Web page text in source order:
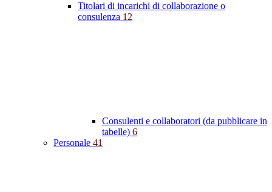
Titolari di incarichi di collaborazione o
consulenza 12
Consulenti e collaboratori (da pubblicare in
tabelle) 6
Personale 41